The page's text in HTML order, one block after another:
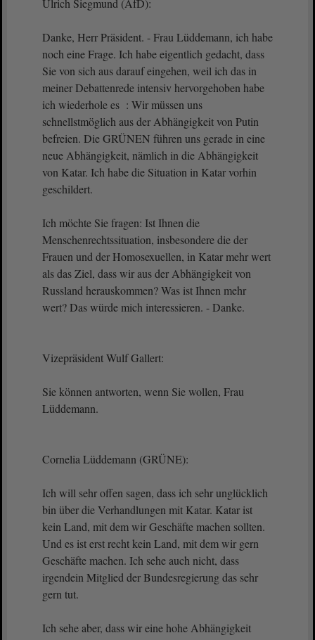
Ulrich Siegmund (AfD):
Danke, Herr Präsident. - Frau Lüddemann, ich habe
noch eine Frage. Ich habe eigentlich gedacht, dass
Sie von sich aus darauf eingehen, weil ich das in
meiner Debattenrede intensiv hervorgehoben habe
ich wiederhole es : Wir müssen uns
schnellstmöglich aus der Abhängigkeit von Putin
befreien. Die GRÜNEN führen uns gerade in eine
neue Abhängigkeit, nämlich in die Abhängigkeit
von Katar. Ich habe die Situation in Katar vorhin
geschildert.
Ich möchte Sie fragen: Ist Ihnen die
Menschenrechtssituation, insbesondere die der
Frauen und der Homosexuellen, in Katar mehr wert
als das Ziel, dass wir aus der Abhängigkeit von
Russland herauskommen? Was ist Ihnen mehr
wert? Das würde mich interessieren. - Danke.
Vizepräsident Wulf Gallert:
Sie können antworten, wenn Sie wollen, Frau
Lüddemann.
Cornelia Lüddemann (GRÜNE):
Ich will sehr offen sagen, dass ich sehr unglücklich
bin über die Verhandlungen mit Katar. Katar ist
kein Land, mit dem wir Geschäfte machen sollten.
Und es ist erst recht kein Land, mit dem wir gern
Geschäfte machen. Ich sehe auch nicht, dass
irgendein Mitglied der Bundesregierung das sehr
gern tut.
Ich sehe aber, dass wir eine hohe Abhängigkeit